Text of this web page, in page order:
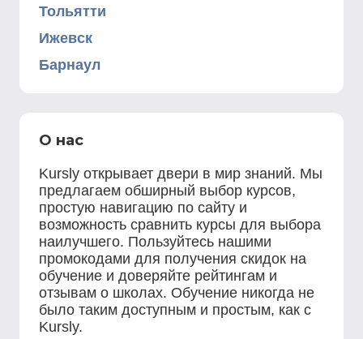
Тольятти
Ижевск
Барнаул
О нас
Kursly открывает двери в мир знаний. Мы
предлагаем обширный выбор курсов,
простую навигацию по сайту и
возможность сравнить курсы для выбора
наилучшего. Пользуйтесь нашими
промокодами для получения скидок на
обучение и доверяйте рейтингам и
отзывам о школах. Обучение никогда не
было таким доступным и простым, как с
Kursly.